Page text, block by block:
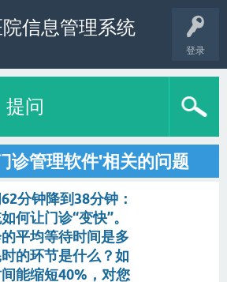
登录
信息管理系统
提问
诊管理软件'相关的问题
分钟降到38分钟：
何让门诊“变快”。
平均等待时间是多
的环节是什么？如
能缩短40%，对您